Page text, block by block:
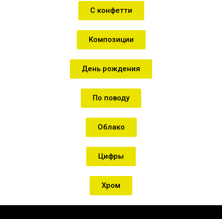
С конфетти
Композиции
День рождения
По поводу
Облако
Цифры
Хром